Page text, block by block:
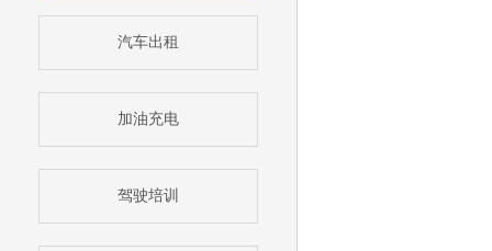
汽车出租
加油充电
驾驶培训